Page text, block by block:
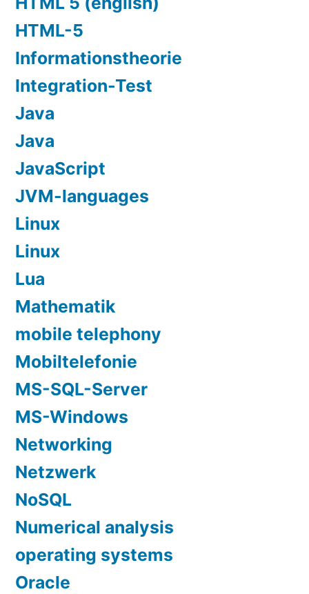
HTML-5
Informationstheorie
Integration-Test
Java
Java
JavaScript
JVM-languages
Linux
Linux
Lua
Mathematik
mobile telephony
Mobiltelefonie
MS-SQL-Server
MS-Windows
Networking
Netzwerk
NoSQL
Numerical analysis
operating systems
Oracle